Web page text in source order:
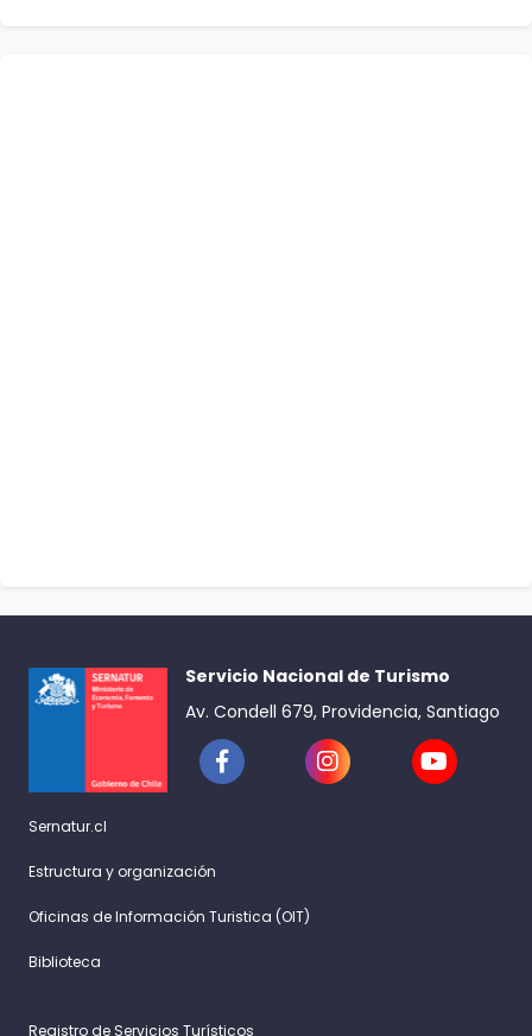
Servicio Nacional de Turismo
Av. Condell 679, Providencia, Santiago
Sernatur.cl
Estructura y organización
Oficinas de Información Turistica (OIT)
Biblioteca
Registro de Servicios Turísticos